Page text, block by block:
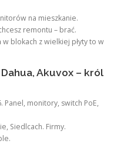
na mieszkanie.
remontu – brać.
w blokach z wielkiej płyty to w
Akuvox – król
Panel, monitory, switch PoE,
Siedlcach. Firmy.